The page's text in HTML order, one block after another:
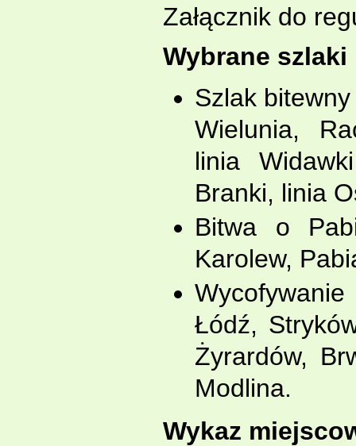
Załącznik do
Wybrane
Szlak
Wielunia,
linia
Branki, linia
Bitwa o
Karolew,
Łódź,
Żyrardów,
Modlina.
Wykaz